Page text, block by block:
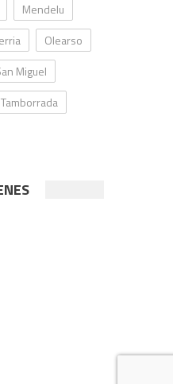
Mendelu
Olearso
Miguel
Tamborrada